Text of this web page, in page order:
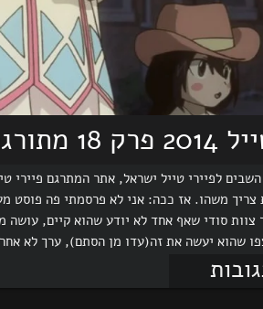
לעברית!
צריך משהו. אז ככה: אני לא פרסמתי פה
צוות סודי שאף אחד לא יודע שהוא קיים,
שהוא יעשה את זה(עדו מן הסתם), ערך לא